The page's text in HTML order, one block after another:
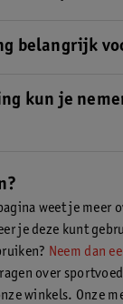
ter
Ze zijn
uur gaat
belangrijk
mee binnen,
sport kun je
van water
En sportvoeding
training
.
kun je
om een isotone
bevorderen het
duursport. Ook
je training. Lees
weet je meer
je deze kunt
Neem dan
over
winkels. Onze